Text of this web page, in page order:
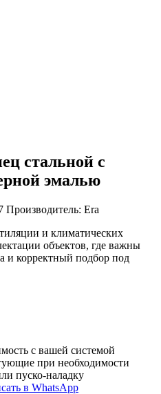
стальной с
эмалью
Производитель: Era
и климатических
объектов, где важны
и корректный подбор под
с вашей системой
при необходимости
пуско-наладку
в WhatsApp